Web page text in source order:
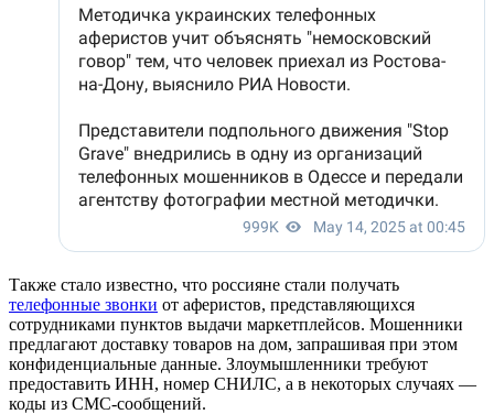
Также стало известно, что россияне стали получать
телефонные звонки от аферистов, представляющихся
сотрудниками пунктов выдачи маркетплейсов. Мошенники
предлагают доставку товаров на дом, запрашивая при этом
конфиденциальные данные. Злоумышленники требуют
предоставить ИНН, номер СНИЛС, а в некоторых случаях —
коды из СМС-сообщений.